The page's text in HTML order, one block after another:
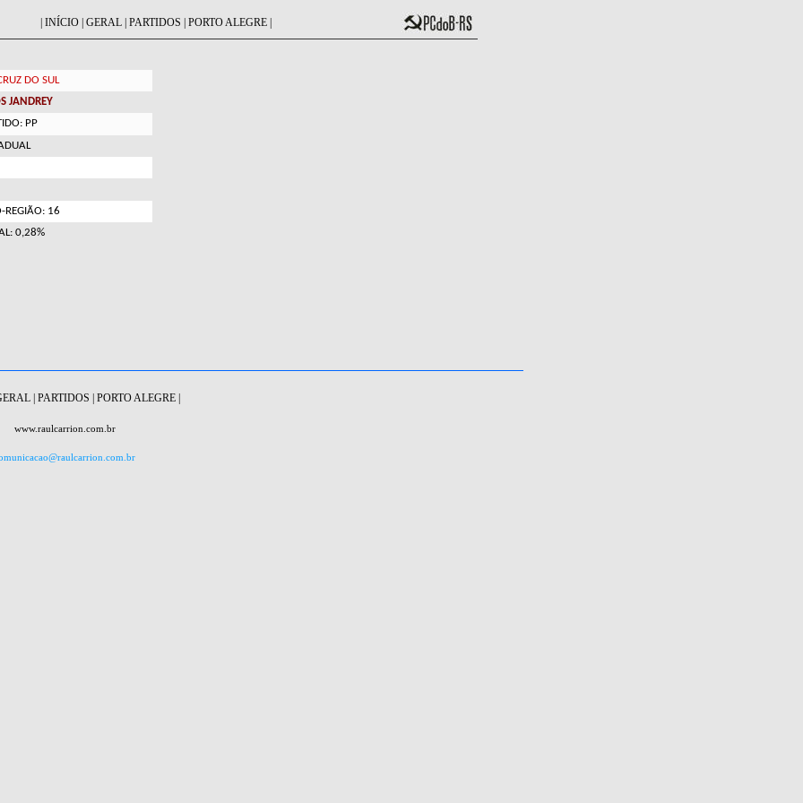
INÍCIO GERAL PARTIDOS PORTO ALEGRE
DO SUL
JANDREY
PP
REGIÃO: 16
0,28%
| PARTIDOS | PORTO ALEGRE |
www.raulcarrion.com.br